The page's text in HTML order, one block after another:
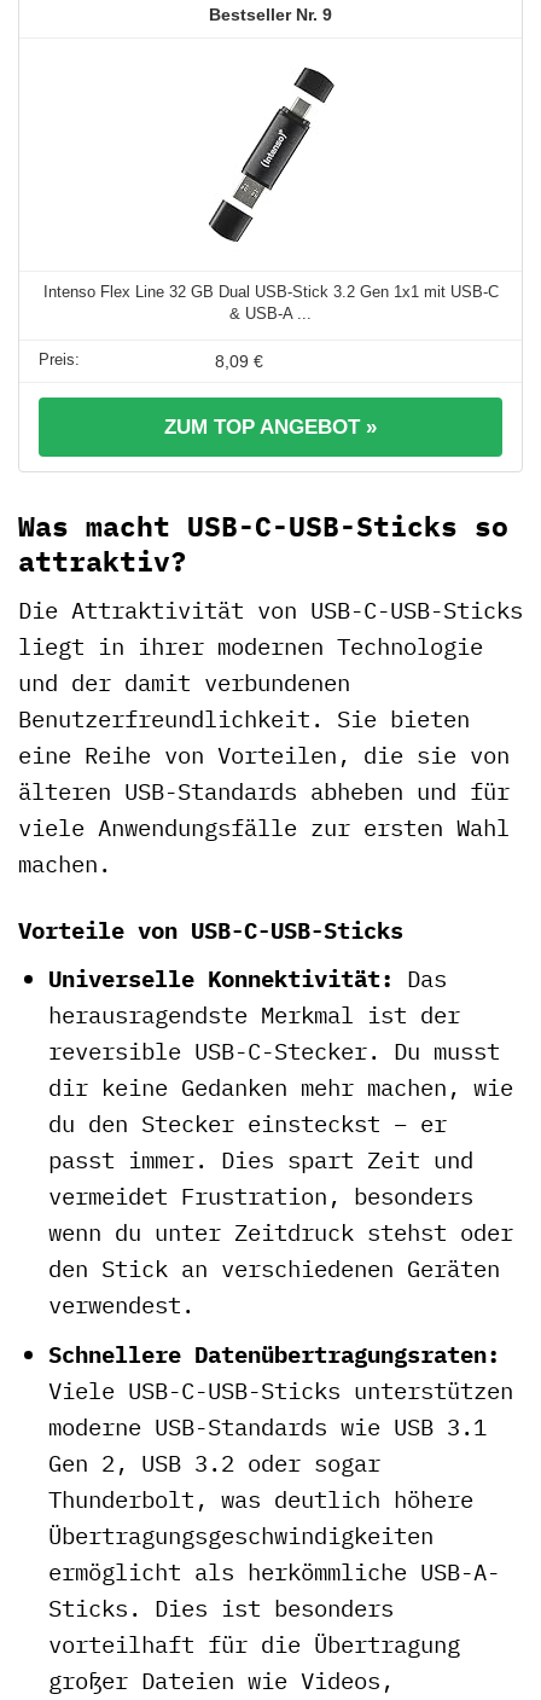
9
Intenso Flex Line 32 GB Dual USB-Stick 3.2 Gen 1x1 mit USB-C
& USB-A ...
8,09 €
ZUM TOP ANGEBOT »
Was macht USB-C-USB-Sticks so
attraktiv?
Die Attraktivität von USB-C-USB-Sticks
liegt in ihrer modernen Technologie
und der damit verbundenen
Benutzerfreundlichkeit. Sie bieten
eine Reihe von Vorteilen, die sie von
älteren USB-Standards abheben und für
viele Anwendungsfälle zur ersten Wahl
machen.
Vorteile von USB-C-USB-Sticks
Universelle Konnektivität: Das
herausragendste Merkmal ist der
reversible USB-C-Stecker. Du musst
dir keine Gedanken mehr machen, wie
du den Stecker einsteckst – er
passt immer. Dies spart Zeit und
vermeidet Frustration, besonders
wenn du unter Zeitdruck stehst oder
den Stick an verschiedenen Geräten
verwendest.
Schnellere Datenübertragungsraten:
Viele USB-C-USB-Sticks unterstützen
moderne USB-Standards wie USB 3.1
Gen 2, USB 3.2 oder sogar
Thunderbolt, was deutlich höhere
Übertragungsgeschwindigkeiten
ermöglicht als herkömmliche USB-A-
Sticks. Dies ist besonders
vorteilhaft für die Übertragung
großer Dateien wie Videos,